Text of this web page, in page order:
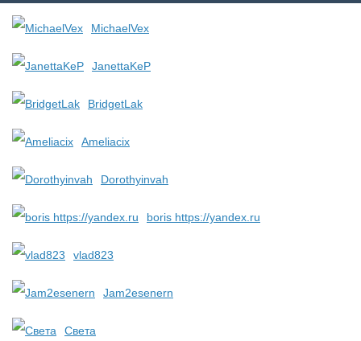
MichaelVex
JanettaKeP
BridgetLak
Ameliacix
Dorothyinvah
boris https://yandex.ru
vlad823
Jam2esenern
Света